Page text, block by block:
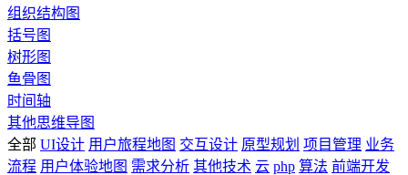
组织结构图
括号图
树形图
鱼骨图
时间轴
其他思维导图
全部 UI设计 用户旅程地图 交互设计 原型规划 项目管理 业务
流程 用户体验地图 需求分析 其他技术 云 php 算法 前端开发